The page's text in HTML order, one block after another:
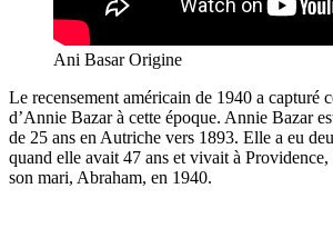
Ani Basar Origine
Le recensement américain de 1940 a capturé
d’Annie Bazar à cette époque. Annie Bazar
de 25 ans en Autriche vers 1893. Elle a eu
quand elle avait 47 ans et vivait à
son mari, Abraham, en 1940.